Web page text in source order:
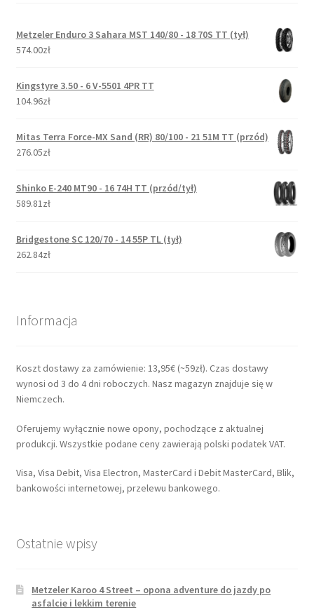
Metzeler Enduro 3 Sahara MST 140/80 - 18 70S TT (tył)
574.00zł
Kingstyre 3.50 - 6 V-5501 4PR TT
104.96zł
Mitas Terra Force-MX Sand (RR) 80/100 - 21 51M TT (przód)
276.05zł
Shinko E-240 MT90 - 16 74H TT (przód/tył)
589.81zł
Bridgestone SC 120/70 - 14 55P TL (tył)
262.84zł
Informacja
Koszt dostawy za zamówienie: 13,95€ (~59zł). Czas dostawy
wynosi od 3 do 4 dni roboczych. Nasz magazyn znajduje się w
Niemczech.
Oferujemy wyłącznie nowe opony, pochodzące z aktualnej
produkcji. Wszystkie podane ceny zawierają polski podatek VAT.
Visa, Visa Debit, Visa Electron, MasterCard i Debit MasterCard, Blik,
bankowości internetowej, przelewu bankowego.
Ostatnie wpisy
Metzeler Karoo 4 Street – opona adventure do jazdy po
asfalcie i lekkim terenie